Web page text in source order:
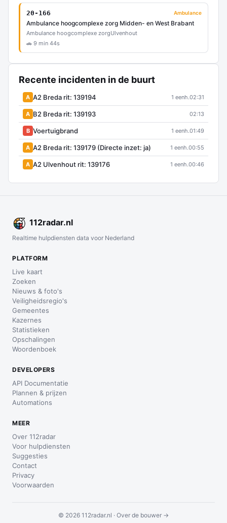
20-166 Ambulance
Ambulance hoogcomplexe zorg Midden- en West Brabant
Ambulance hoogcomplexe zorgUlvenhout
🚗 9 min 44s
Recente incidenten in de buurt
A A2 Breda rit: 139194 1 eenh.02:31
A B2 Breda rit: 139193 02:13
B Voertuigbrand 1 eenh.01:49
A A2 Breda rit: 139179 (Directe inzet: ja) 1 eenh.00:55
A A2 Ulvenhout rit: 139176 1 eenh.00:46
112radar.nl
Realtime hulpdiensten data voor Nederland
PLATFORM
Live kaart
Zoeken
Nieuws & foto's
Veiligheidsregio's
Gemeentes
Kazernes
Statistieken
Opschalingen
Woordenboek
DEVELOPERS
API Documentatie
Plannen & prijzen
Automations
MEER
Over 112radar
Voor hulpdiensten
Suggesties
Contact
Privacy
Voorwaarden
© 2026 112radar.nl · Over de bouwer →